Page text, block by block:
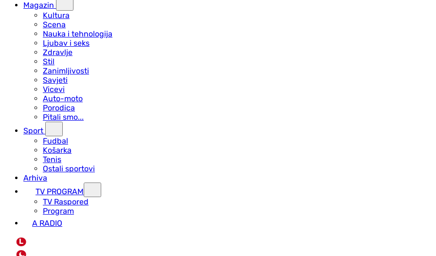
Magazin
Kultura
Scena
Nauka i tehnologija
Ljubav i seks
Zdravlje
Stil
Zanimljivosti
Savjeti
Vicevi
Auto-moto
Porodica
Pitali smo...
Sport
Fudbal
Košarka
Tenis
Ostali sportovi
Arhiva
TV PROGRAM
ТV Raspored
Program
A RADIO
L